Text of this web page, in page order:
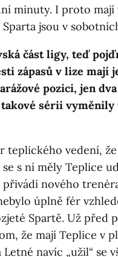
minuty. I proto mají
Sparta jsou v
část ligy, teď
zápasů v lize mají
pozici, jen
sérii vyměnily
teplického vedení,
se s ní měly Teplice
nového
úplně fér
Spartě. Už před
že mají Teplice v
navíc „užil“ se